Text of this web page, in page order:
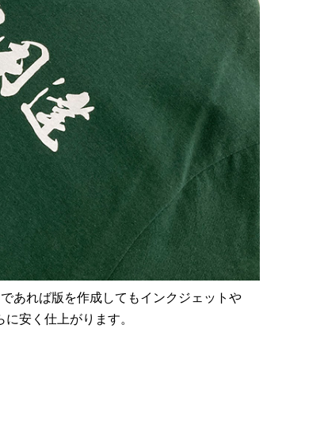
あれば版を作成してもインクジェットや
安く仕上がります。